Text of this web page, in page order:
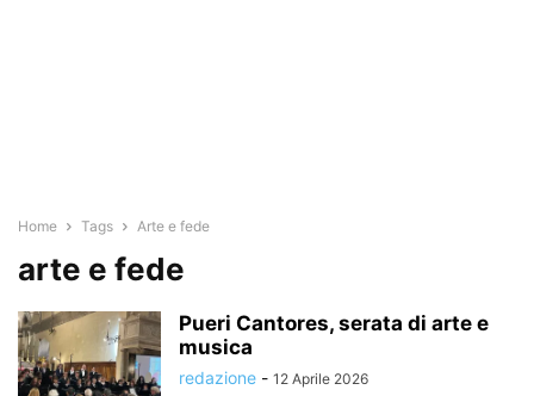
Home Tags Arte e fede
arte e fede
Pueri Cantores, serata di arte e
musica
redazione - 12 Aprile 2026